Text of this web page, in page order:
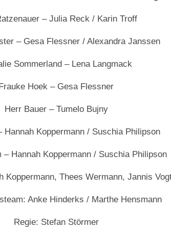
– Julia Reck / Karin Troff
– Gesa Flessner / Alexandra Janssen
Sommerland – Lena Langmack
Frauke Hoek – Gesa Flessner
Herr Bauer – Tumelo Bujny
Hannah Koppermann / Suschia Philipson
– Hannah Koppermann / Suschia Philipson
Koppermann, Thees Wermann, Jannis
Anke Hinderks / Marthe Hensmann
Regie: Stefan Störmer